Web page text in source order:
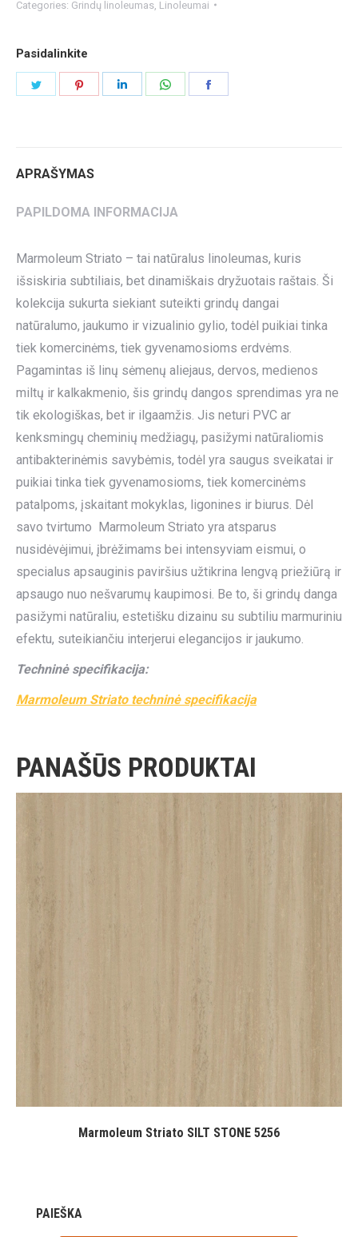
Categories: Grindų linoleumas Linoleumai
Pasidalinkite
APRAŠYMAS
PAPILDOMA INFORMACIJA
Marmoleum Striato – tai natūralus linoleumas, kuris
išsiskiria subtiliais, bet dinamiškais dryžuotais raštais. Ši
kolekcija sukurta siekiant suteikti grindų dangai
natūralumo, jaukumo ir vizualinio gylio, todėl puikiai tinka
tiek komercinėms, tiek gyvenamosioms erdvėms.
Pagamintas iš linų sėmenų aliejaus, dervos, medienos
miltų ir kalkakmenio, šis grindų dangos sprendimas yra ne
tik ekologiškas, bet ir ilgaamžis. Jis neturi PVC ar
kenksmingų cheminių medžiagų, pasižymi natūraliomis
antibakterinėmis savybėmis, todėl yra saugus sveikatai ir
puikiai tinka tiek gyvenamosioms, tiek komercinėms
patalpoms, įskaitant mokyklas, ligonines ir biurus. Dėl
savo tvirtumo Marmoleum Striato yra atsparus
nusidėvėjimui, įbrėžimams bei intensyviam eismui, o
specialus apsauginis paviršius užtikrina lengvą priežiūrą ir
apsaugo nuo nešvarumų kaupimosi. Be to, ši grindų danga
pasižymi natūraliu, estetišku dizainu su subtiliu marmuriniu
efektu, suteikiančiu interjerui elegancijos ir jaukumo.
Techninė specifikacija:
Marmoleum Striato techninė specifikacija
PANAŠŪS PRODUKTAI
Marmoleum Striato SILT STONE 5256
PAIEŠKA